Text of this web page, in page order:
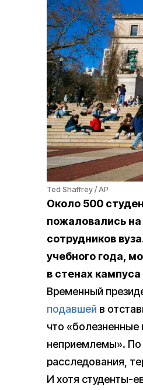
Ted Shaffrey / AP
Около 500
пожаловались
сотрудников
учебного года,
в стенах
Временный
подавшей в
что
неприемлемы». По
расследования,
И хотя студенты-